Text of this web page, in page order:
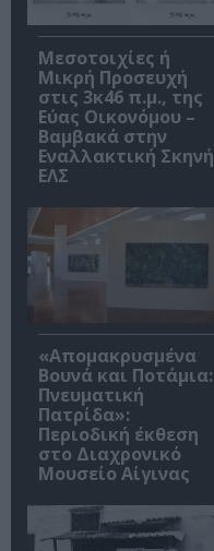
Μεσοτοιχίες ή
Μικρή Προσευχή
στις 3κ46 π.μ., της
Εύας Οικονόμου –
Βαμβακά στην
Εναλλακτική Σκηνή
ΕΛΣ
«Απομακρυσμένα
Βουνά και Ποτάμια:
Πνευματική
Πατρίδα»:
Περιοδική έκθεση
στο Διαχρονικό
Μουσείο Αίγινας